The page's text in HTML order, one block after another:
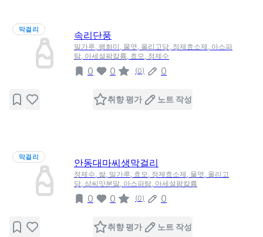
막걸리
속리단풍
밀가루, 팽화미, 물엿, 올리고당, 정제효소제, 아스파
탐, 아세설팜칼륨, 효모, 정제수
0 0 (0) 0
취향 평가 노트 작성
막걸리
안동대마씨생막걸리
정제수, 쌀, 밀가루, 효모, 정제효소제, 물엿, 올리고
당, 삼씨앗분말, 아스파탐, 아세설팜칼륨
0 0 (0) 0
취향 평가 노트 작성